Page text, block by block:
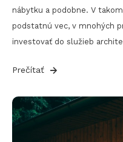
nábytku a podobne. V
podstatnú vec, v mnohých
investovať do služieb
Prečítať